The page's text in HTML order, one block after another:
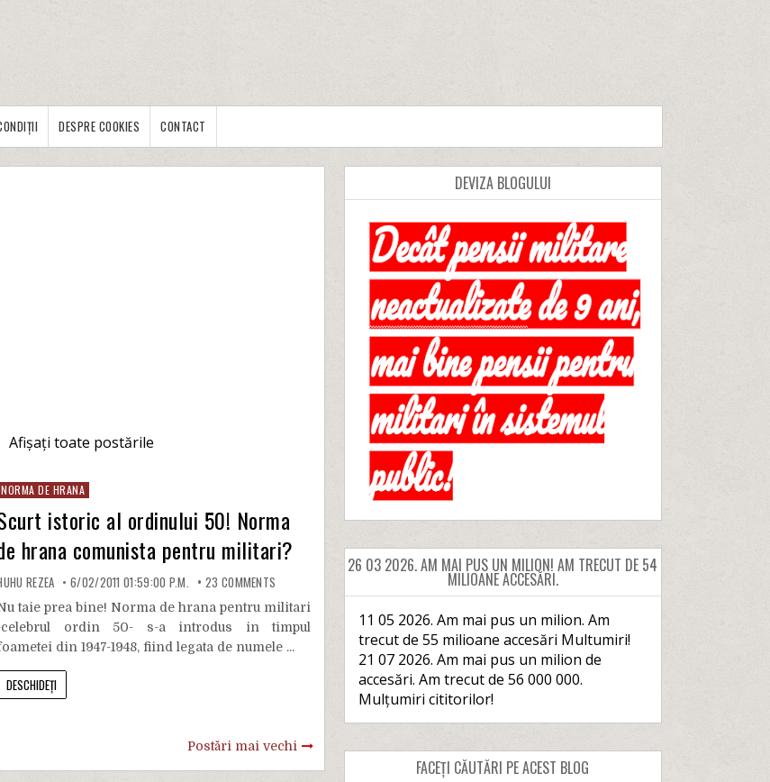
DESPRE COOKIES CONTACT
Afișați toate postările
NORMA DE HRANA
istoric al ordinului 50! Norma
hrana comunista pentru militari?
REZEA 6/02/2011 01:59:00 P.M. 23 COMMENTS
taie prea bine! Norma de hrana pentru militari
celebrul ordin 50- s-a introdus in timpul
din 1947-1948, fiind legata de numele ...
DESCHIDEȚI
Postări mai vechi
DEVIZA BLOGULUI
26 03 2026. AM MAI PUS UN MILION! AM TRECUT DE 54
MILIOANE ACCESĂRI.
11 05 2026. Am mai pus un milion. Am
trecut de 55 milioane accesări Multumiri!
21 07 2026. Am mai pus un milion de
accesări. Am trecut de 56 000 000.
Mulțumiri cititorilor!
FACEȚI CĂUTĂRI PE ACEST BLOG